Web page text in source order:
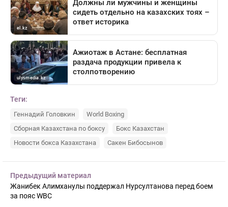
Теги:
Геннадий Головкин
World Boxing
Сборная Казахстана по боксу
Бокс Казахстан
Новости бокса Казахстана
Сакен Бибосынов
Предыдущий материал
Жанибек Алимханулы поддержал Нурсултанова перед боем
за пояс WBC